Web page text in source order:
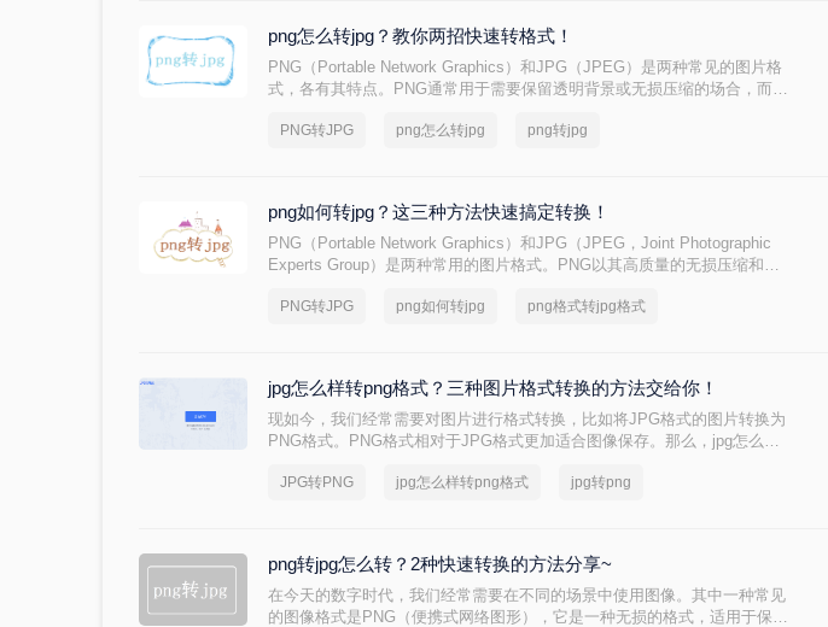
png怎么转jpg？教你两招快速转格式！
PNG（Portable Network Graphics）和JPG（JPEG）是两种常见的图片格
式，各有其特点。PNG通常用于需要保留透明背景或无损压缩的场合，而
需要将PNG图片转换为JPG格式，以适应特定的需求或优化文件大小。那么
PNG转JPG png怎么转jpg png转jpg
png如何转jpg？这三种方法快速搞定转换！
PNG（Portable Network Graphics）和JPG（JPEG，Joint Photographic
Experts Group）是两种常用的图片格式。PNG以其高质量的无损压缩和支
行。然而，在某些情况下，我们可能需要将PNG图片转换为JPG格式。那么
PNG转JPG png如何转jpg png格式转jpg格式
jpg怎么样转png格式？三种图片格式转换的方法交给你！
现如今，我们经常需要对图片进行格式转换，比如将JPG格式的图片转换为
PNG格式。PNG格式相对于JPG格式更加适合图像保存。那么，jpg怎么样
JPG图片转换为PNG格式。
JPG转PNG jpg怎么样转png格式 jpg转png
png转jpg怎么转？2种快速转换的方法分享~
在今天的数字时代，我们经常需要在不同的场景中使用图像。其中一种常见
的图像格式是PNG（便携式网络图形），它是一种无损的格式，适用于保留